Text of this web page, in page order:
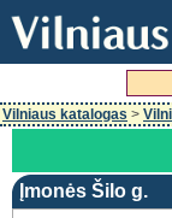
Vilniaus katalogas >
Įmonės Šilo g.